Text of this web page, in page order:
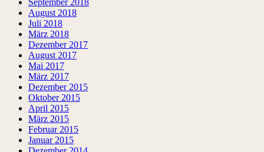
September 2018
August 2018
Juli 2018
März 2018
Dezember 2017
August 2017
Mai 2017
März 2017
Dezember 2015
Oktober 2015
April 2015
März 2015
Februar 2015
Januar 2015